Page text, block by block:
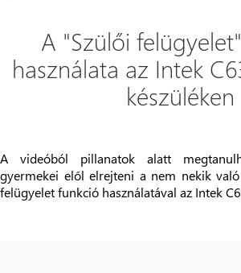
A "Szülői
használata az Intek
készüléken
A videóból pillanatok alatt
gyermekei elől elrejteni a nem nekik
felügyelet funkció használatával az Intek